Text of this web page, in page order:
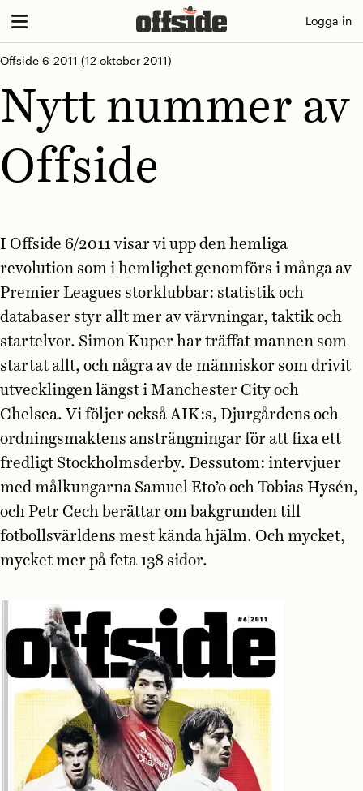
Skip
content
Logga in
Offside 6-2011 (12 oktober 2011)
Nytt nummer av
Offside
I Offside 6/2011 visar vi upp den hemliga
revolution som i hemlighet genomförs i många av
Premier Leagues storklubbar: statistik och
databaser styr allt mer av värvningar, taktik och
startelvor. Simon Kuper har träffat mannen som
startat allt, och några av de människor som drivit
utvecklingen längst i Manchester City och
Chelsea. Vi följer också AIK:s, Djurgårdens och
ordningsmaktens ansträngningar för att fixa ett
fredligt Stockholmsderby. Dessutom: intervjuer
med målkungarna Samuel Eto’o och Tobias Hysén,
och Petr Cech berättar om bakgrunden till
fotbollsvärldens mest kända hjälm. Och mycket,
mycket mer på feta 138 sidor.